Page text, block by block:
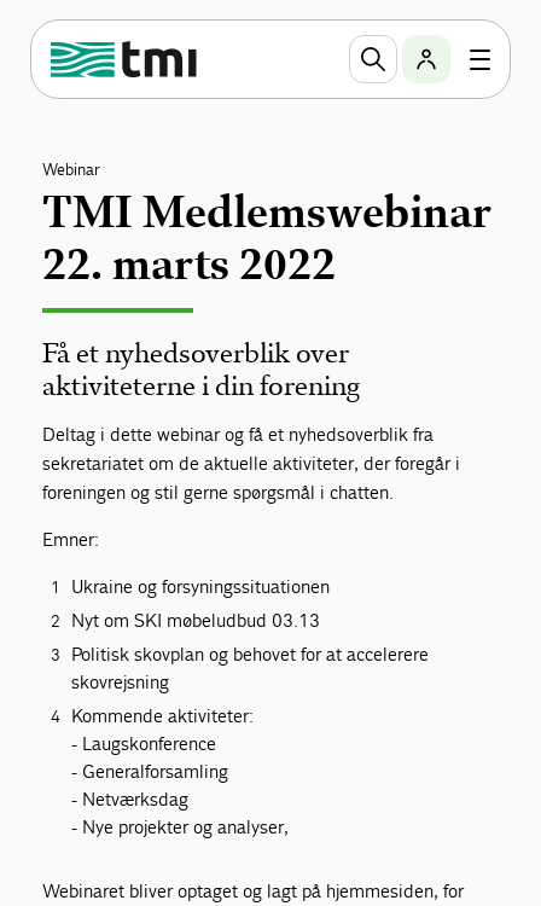
Webinar
TMI Medlemswebinar
22. marts 2022
Få et nyhedsoverblik over
aktiviteterne i din forening
Deltag i dette webinar og få et nyhedsoverblik fra
sekretariatet om de aktuelle aktiviteter, der foregår i
foreningen og stil gerne spørgsmål i chatten.
Emner:
Ukraine og forsyningssituationen
Nyt om SKI møbeludbud 03.13
Politisk skovplan og behovet for at accelerere
skovrejsning
Kommende aktiviteter:
- Laugskonference
- Generalforsamling
- Netværksdag
- Nye projekter og analyser,
Webinaret bliver optaget og lagt på hjemmesiden, for